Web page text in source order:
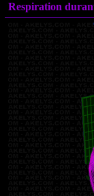
Respiration